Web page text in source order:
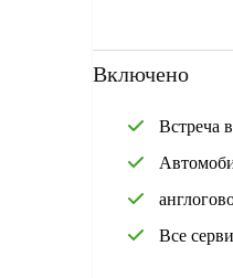
водители
успокойтесь. Вы
Включено
Встреча
Все